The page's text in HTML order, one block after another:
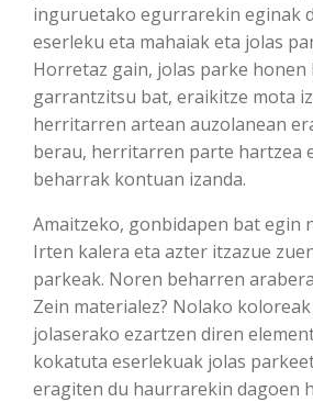
inguruetako egurrarekin eginak
eserleku eta mahaiak eta jolas
Horretaz gain, jolas parke honen
garrantzitsu bat, eraikitze mota
herritarren artean auzolanean
berau, herritarren parte hartzea
beharrak kontuan izanda.
Amaitzeko, gonbidapen bat egin
Irten kalera eta azter itzazue
parkeak. Noren beharren
Zein materialez? Nolako
jolaserako ezartzen diren
kokatuta eserlekuak jolas
eragiten du haurrarekin dagoen